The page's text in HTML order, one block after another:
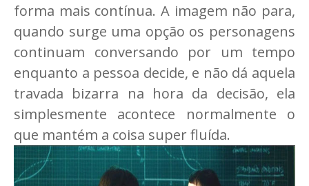
forma mais contínua. A imagem não para,
quando surge uma opção os personagens
continuam conversando por um tempo
enquanto a pessoa decide, e não dá aquela
travada bizarra na hora da decisão, ela
simplesmente acontece normalmente o
que mantém a coisa super fluída.